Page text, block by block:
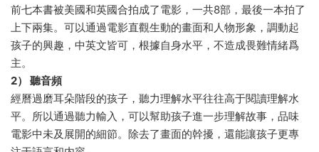
前七本書被美國和英國合拍成了電影，一共8部，最後一本拍了
上下兩集。可以通過電影直觀生動的畫面和人物形象，調動起
孩子的興趣，中英文皆可，根據自身水平，不造成畏難情緒爲
主。
2） 聽音頻
經曆過磨耳朵階段的孩子，聽力理解水平往往高于閱讀理解水
平。所以通過聽力輸入，可以幫助孩子進一步理解故事，品味
電影中未及展開的細節。除去了畫面的幹擾，還能讓孩子更專